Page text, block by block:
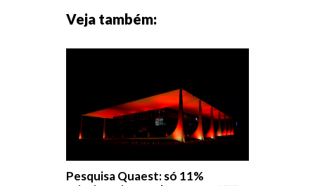
Veja também:
Pesquisa Quaest: só 11%